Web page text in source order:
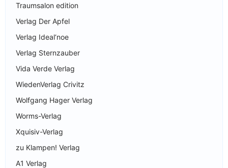
Traumsalon edition
Verlag Der Apfel
Verlag Ideal‘noe
Verlag Sternzauber
Vida Verde Verlag
WiedenVerlag Crivitz
Wolfgang Hager Verlag
Worms-Verlag
Xquisiv-Verlag
zu Klampen! Verlag
A1 Verlag